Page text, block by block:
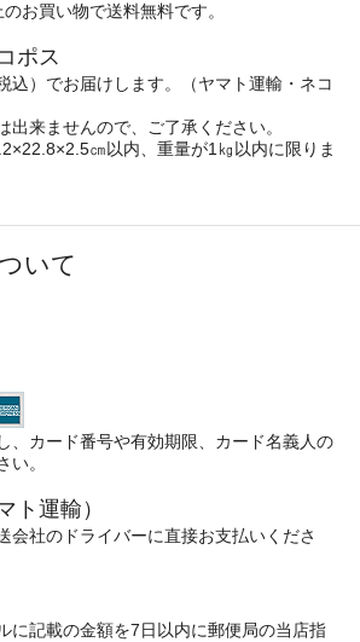
お買い物で送料無料です。
ポス
込）でお届けします。（ヤマト運輸・ネコ
来ませんので、ご了承ください。
㎝以内、重量が1㎏以内に限りま
いて
、カード番号や有効期限、カード名義人の
い。
ト運輸）
会社のドライバーに直接お支払いくださ
に記載の金額を7日以内に郵便局の当店指